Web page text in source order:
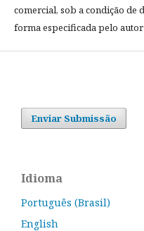
comercial, sob a condição
forma especificada pelo
Enviar Submissão
Idioma
Português (Brasil)
English